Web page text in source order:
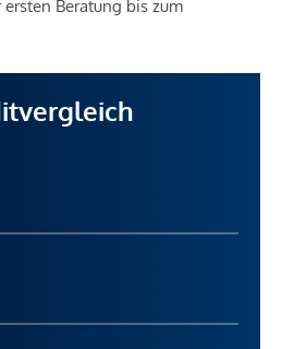
Beratung bis zum